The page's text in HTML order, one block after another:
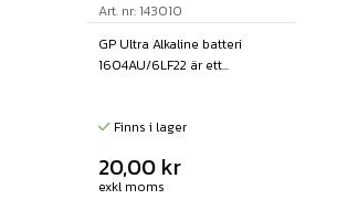
Art. nr: 143010
GP Ultra Alkaline batteri
1604AU/6LF22 är ett...
Finns i lager
20,00 kr
exkl moms